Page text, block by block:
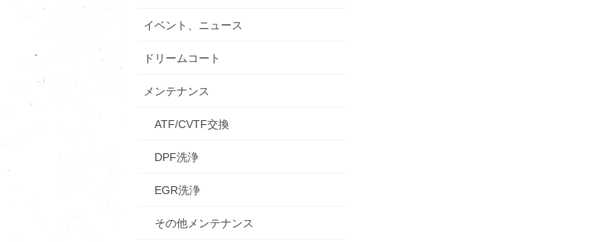
イベント、ニュース
ドリームコート
メンテナンス
ATF/CVTF交換
DPF洗浄
EGR洗浄
その他メンテナンス